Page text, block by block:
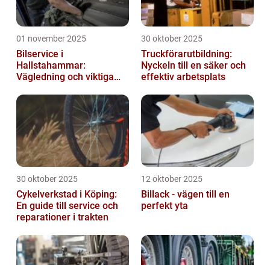
01 november 2025
Bilservice i
Hallstahammar:
Vägledning och viktiga
30 oktober 2025
Truckförarutbildning:
Nyckeln till en säker och
effektiv arbetsplats
30 oktober 2025
Cykelverkstad i Köping:
En guide till service och
reparationer i trakten
12 oktober 2025
Billack - vägen till en
perfekt yta